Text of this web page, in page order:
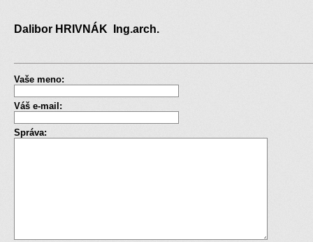
Dalibor HRIVNÁK Ing.arch.
Vaše meno:
Váš e-mail:
Správa: